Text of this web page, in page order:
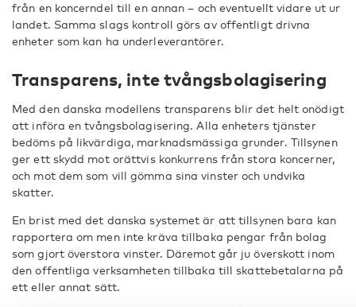
från en koncerndel till en annan – och eventuellt vidare ut ur
landet. Samma slags kontroll görs av offentligt drivna
enheter som kan ha underleverantörer.
Transparens, inte tvångsbolagisering
Med den danska modellens transparens blir det helt onödigt
att införa en tvångsbolagisering. Alla enheters tjänster
bedöms på likvärdiga, marknadsmässiga grunder. Tillsynen
ger ett skydd mot orättvis konkurrens från stora koncerner,
och mot dem som vill gömma sina vinster och undvika
skatter.
En brist med det danska systemet är att tillsynen bara kan
rapportera om men inte kräva tillbaka pengar från bolag
som gjort överstora vinster. Däremot går ju överskott inom
den offentliga verksamheten tillbaka till skattebetalarna på
ett eller annat sätt.